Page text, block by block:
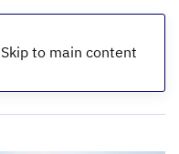
Skip to main content
الرئيسية